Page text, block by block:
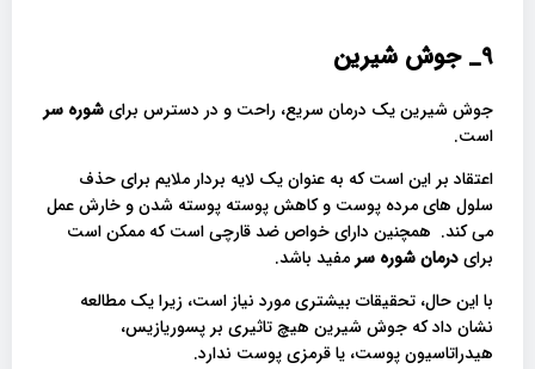
9_ جوش شیرین
جوش شیرین یک درمان سریع، راحت و در دسترس برایشوره سر
است.
اعتقاد بر این است که به عنوان یک لایه بردار ملایم برای حذف
سلول های مرده پوست و کاهش پوسته پوسته شدن و خارش عمل
می کند. همچنین دارای خواص ضد قارچی است که ممکن است
برایدرمان شوره سر مفید باشد.
با این حال، تحقیقات بیشتری مورد نیاز است، زیرا یک مطالعه
نشان داد که جوش شیرین هیچ تاثیری بر پسوریازیس،
هیدراتاسیون پوست، یا قرمزی پوست ندارد.